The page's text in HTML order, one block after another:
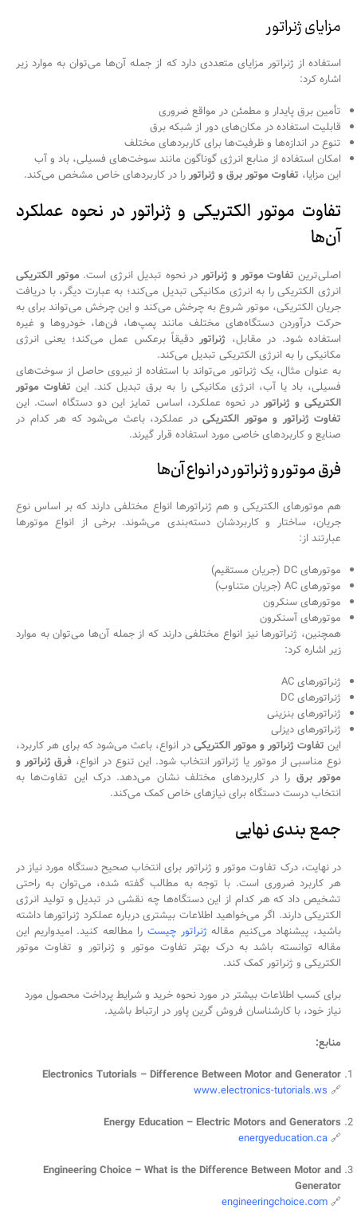
مزایای ژنراتور
استفاده از ژنراتور مزایای متعددی دارد که از جمله آن‌ها می‌توان به موارد زیر
اشاره کرد:
تأمین برق پایدار و مطمئن در مواقع ضروری
قابلیت استفاده در مکان‌های دور از شبکه برق
تنوع در اندازه‌ها و ظرفیت‌ها برای کاربردهای مختلف
امکان استفاده از منابع انرژی گوناگون مانند سوخت‌های فسیلی، باد و آب
این مزایا، تفاوت موتور برق و ژنراتوررا در کاربردهای خاص مشخص می‌کند.
تفاوت موتور الکتریکی و ژنراتور در نحوه عملکرد
آن‌ها
اصلی‌ترین تفاوت موتور و ژنراتوردر نحوه تبدیل انرژی است.موتور الکتریکی
انرژی الکتریکی را به انرژی مکانیکی تبدیل می‌کند؛ به عبارت دیگر، با دریافت
جریان الکتریکی، موتور شروع به چرخش می‌کند و این چرخش می‌تواند برای به
حرکت درآوردن دستگاه‌های مختلف مانند پمپ‌ها، فن‌ها، خودروها و غیره
استفاده شود. در مقابل، ژنراتوردقیقاً برعکس عمل می‌کند؛ یعنی انرژی
مکانیکی را به انرژی الکتریکی تبدیل می‌کند.
به عنوان مثال، یک ژنراتور می‌تواند با استفاده از نیروی حاصل از سوخت‌های
فسیلی، باد یا آب، انرژی مکانیکی را به برق تبدیل کند. این تفاوت موتور
الکتریکی و ژنراتور در نحوه عملکرد، اساس تمایز این دو دستگاه است. این
تفاوت ژنراتور و موتور الکتریکیدر عملکرد، باعث می‌شود که هر کدام در
صنایع و کاربردهای خاصی مورد استفاده قرار گیرند.
فرق موتور و ژنراتور در انواع آن‌ها
هم موتورهای الکتریکی و هم ژنراتورها انواع مختلفی دارند که بر اساس نوع
جریان، ساختار و کاربردشان دسته‌بندی می‌شوند. برخی از انواع موتورها
عبارتند از:
موتورهای DC (جریان مستقیم)
موتورهای AC (جریان متناوب)
موتورهای سنکرون
موتورهای آسنکرون
همچنین، ژنراتورها نیز انواع مختلفی دارند که از جمله آن‌ها می‌توان به موارد
زیر اشاره کرد:
ژنراتورهای AC
ژنراتورهای DC
ژنراتورهای بنزینی
ژنراتورهای دیزلی
این تفاوت ژنراتور و موتور الکتریکیدر انواع، باعث می‌شود که برای هر کاربرد،
نوع مناسبی از موتور یا ژنراتور انتخاب شود. این تنوع در انواع، فرق ژنراتور و
موتور برق را در کاربردهای مختلف نشان می‌دهد. درک این تفاوت‌ها به
انتخاب درست دستگاه برای نیازهای خاص کمک می‌کند.
جمع بندی نهایی
در نهایت، درک تفاوت موتور و ژنراتور برای انتخاب صحیح دستگاه مورد نیاز در
هر کاربرد ضروری است. با توجه به مطالب گفته شده، می‌توان به راحتی
تشخیص داد که هر کدام از این دستگاه‌ها چه نقشی در تبدیل و تولید انرژی
الکتریکی دارند. اگر می‌خواهید اطلاعات بیشتری درباره عملکرد ژنراتورها داشته
باشید، پیشنهاد می‌کنیم مقاله ژنراتور چیسترا مطالعه کنید. امیدواریم این
مقاله توانسته باشد به درک بهتر تفاوت موتور و ژنراتور و تفاوت موتور
الکتریکی و ژنراتور کمک کند.
برای کسب اطلاعات بیشتر در مورد نحوه خرید و شرایط پرداخت محصول مورد
نیاز خود، با کارشناسان فروش گرین پاور در ارتباط باشید.
منابع:
Electronics Tutorials – Difference Between Motor and Generator
🔗
www.electronics-tutorials.ws
Energy Education – Electric Motors and Generators
🔗
energyeducation.ca
Engineering Choice – What is the Difference Between Motor and
Generator
🔗
engineeringchoice.com